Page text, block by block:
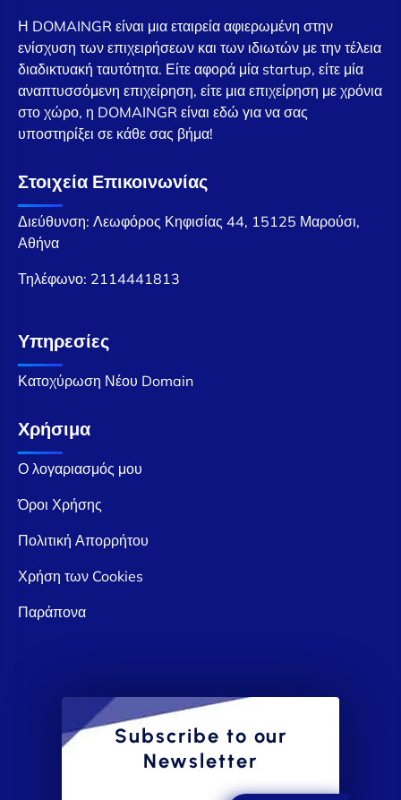
Η DOMAINGR είναι μια εταιρεία αφιερωμένη στην
ενίσχυση των επιχειρήσεων και των ιδιωτών με την τέλεια
διαδικτυακή ταυτότητα. Είτε αφορά μία startup, είτε μία
αναπτυσσόμενη επιχείρηση, είτε μια επιχείρηση με χρόνια
στο χώρο, η DOMAINGR είναι εδώ για να σας
υποστηρίξει σε κάθε σας βήμα!
Στοιχεία Επικοινωνίας
Διεύθυνση: Λεωφόρος Κηφισίας 44, 15125 Μαρούσι,
Αθήνα
Τηλέφωνο: 2114441813
Υπηρεσίες
Κατοχύρωση Νέου Domain
Χρήσιμα
Ο λογαριασμός μου
Όροι Χρήσης
Πολιτική Απορρήτου
Χρήση των Cookies
Παράπονα
Subscribe to our
Newsletter